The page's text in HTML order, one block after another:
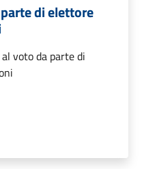
di elettore
voto da parte di